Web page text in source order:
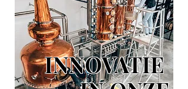
INNOVATIE